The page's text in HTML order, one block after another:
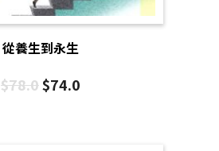
從養生到永生
$78.0$74.0